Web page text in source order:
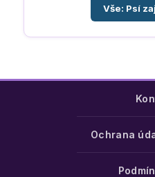
Vše: Psí
Ochrana